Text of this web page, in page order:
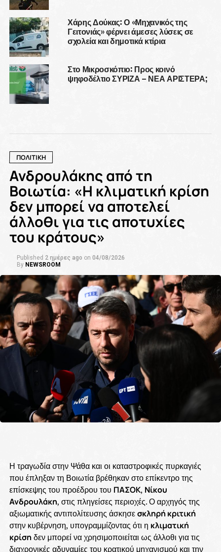
Χάρης Δούκας: Ο «Μηχανικός της
Γειτονιάς» φέρνει άμεσες λύσεις σε
σχολεία και δημοτικά κτίρια
Στο Μικροσκόπιο: Προς κοινό
ψηφοδέλτιο ΣΥΡΙΖΑ – ΝΕΑ ΑΡΙΣΤΕΡΑ;
ΠΟΛΙΤΙΚΗ
Ανδρουλάκης από τη
Βοιωτία: «Η κλιματική κρίση
δεν μπορεί να αποτελεί
άλλοθι για τις αποτυχίες
του κράτους»
Published 2 ημέρες ago on 04/08/2026
By NEWSROOM
Η τραγωδία στην Ψάθα και οι καταστροφικές πυρκαγιές
που έπληξαν τη Βοιωτία βρέθηκαν στο επίκεντρο της
επίσκεψης του προέδρου του ΠΑΣΟΚ, Νίκου
Ανδρουλάκη, στις πληγείσες περιοχές. Ο αρχηγός της
αξιωματικής αντιπολίτευσης άσκησεσκληρή κριτική
στην κυβέρνηση, υπογραμμίζοντας ότι η κλιματική
κρίση δεν μπορεί να χρησιμοποιείται ως άλλοθι για τις
διαχρονικές αδυναμίες του κρατικού μηχανισμού και την